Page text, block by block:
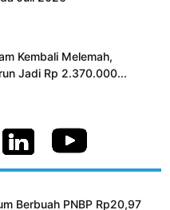
Kembali Melemah,
Jadi Rp 2.370.000...
Berbuah PNBP Rp20,97